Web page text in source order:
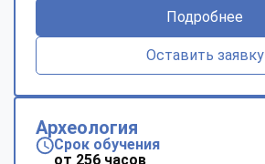
Подробнее
Оставить заявку
Археология
Срок обучения
от 256 часов